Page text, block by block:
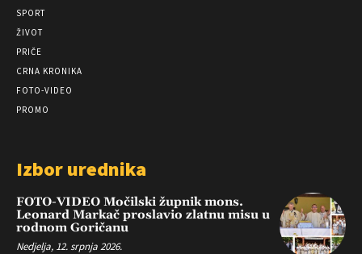
SPORT
ŽIVOT
PRIČE
CRNA KRONIKA
FOTO-VIDEO
PROMO
Izbor urednika
FOTO-VIDEO Močilski župnik mons.
Leonard Markač proslavio zlatnu misu u
rodnom Goričanu
Nedjelja, 12. srpnja 2026.